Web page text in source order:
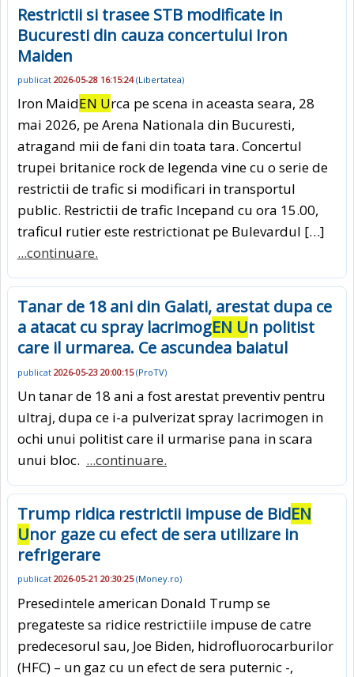
Restrictii si trasee STB modificate in
Bucuresti din cauza concertului Iron
Maiden
publicat 2026-05-28 16:15:24(Libertatea)
Iron MaidEN Urca pe scena in aceasta seara, 28
mai 2026, pe Arena Nationala din Bucuresti,
atragand mii de fani din toata tara. Concertul
trupei britanice rock de legenda vine cu o serie de
restrictii de trafic si modificari in transportul
public. Restrictii de trafic Incepand cu ora 15.00,
traficul rutier este restrictionat pe Bulevardul […]
...continuare.
Tanar de 18 ani din Galati, arestat dupa ce
a atacat cu spray lacrimogEN Un politist
care il urmarea. Ce ascundea baiatul
publicat 2026-05-23 20:00:15(ProTV)
Un tanar de 18 ani a fost arestat preventiv pentru
ultraj, dupa ce i-a pulverizat spray lacrimogen in
ochi unui politist care il urmarise pana in scara
unui bloc. ...continuare.
Trump ridica restrictii impuse de BidEN
Unor gaze cu efect de sera utilizare in
refrigerare
publicat 2026-05-21 20:30:25(Money.ro)
Presedintele american Donald Trump se
pregateste sa ridice restrictiile impuse de catre
predecesorul sau, Joe Biden, hidrofluorocarburilor
(HFC) – un gaz cu un efect de sera puternic -,